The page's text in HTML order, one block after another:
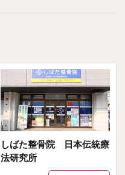
しばた整骨院 日本伝統療
法研究所